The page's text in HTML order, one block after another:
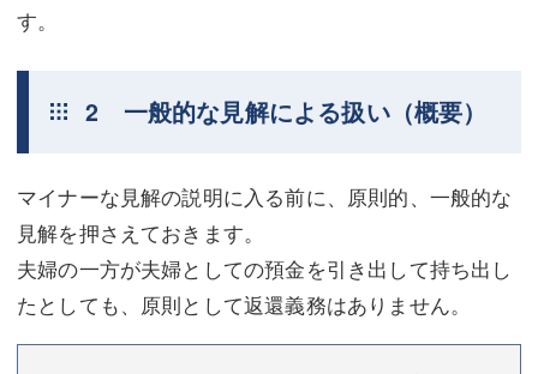
す。
2 一般的な見解による扱い（概要）
マイナーな見解の説明に入る前に、原則的、一般的な
見解を押さえておきます。
夫婦の一方が夫婦としての預金を引き出して持ち出し
たとしても、原則として返還義務はありません。